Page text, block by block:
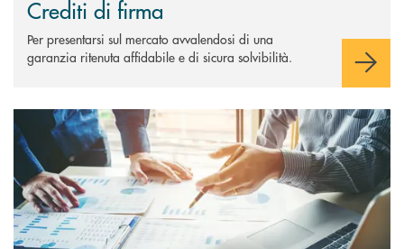
Crediti di firma
Per presentarsi sul mercato avvalendosi di una
garanzia ritenuta affidabile e di sicura solvibilità.
Scopri di più Finanza Strutturata